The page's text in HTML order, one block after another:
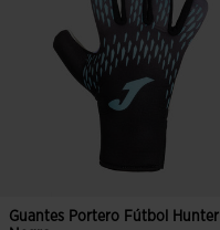
Guantes Portero Fútbol Hunter